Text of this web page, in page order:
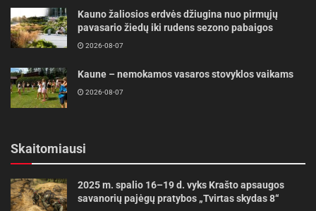
Kauno žaliosios erdvės džiugina nuo pirmųjų
pavasario žiedų iki rudens sezono pabaigos
2026-08-07
Kaune – nemokamos vasaros stovyklos vaikams
2026-08-07
Skaitomiausi
2025 m. spalio 16–19 d. vyks Krašto apsaugos
savanorių pajėgų pratybos „Tvirtas skydas 8“